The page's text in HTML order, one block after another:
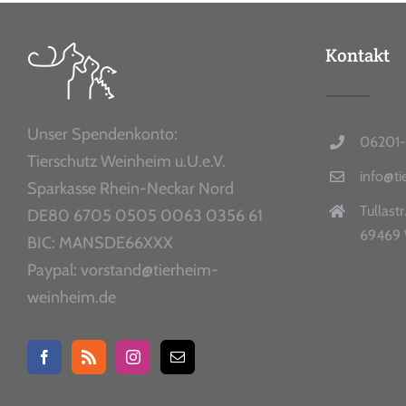
Unser Spendenkonto:
Tierschutz Weinheim u.U.e.V.
Sparkasse Rhein-Neckar Nord
DE80 6705 0505 0063 0356 61
BIC: MANSDE66XXX
Paypal: vorstand@tierheim-
weinheim.de
Kontakt
69469